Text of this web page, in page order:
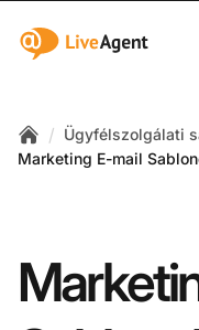
:site.title
Home
/ Ügyfélszolgálati
Marketing E-mail